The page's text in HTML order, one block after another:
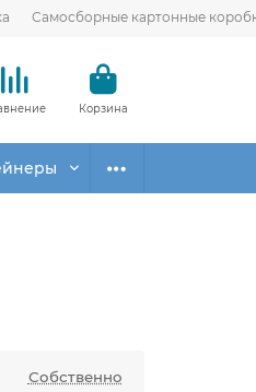
Самосборные картонные
Корзина
Собственно